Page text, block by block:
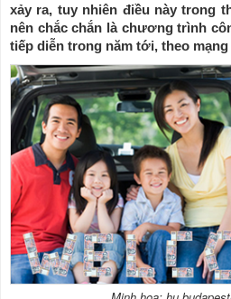
xảy ra, tuy nhiên điều này trong
nên chắc chắn là chương trình
tiếp diễn trong năm tới, theo